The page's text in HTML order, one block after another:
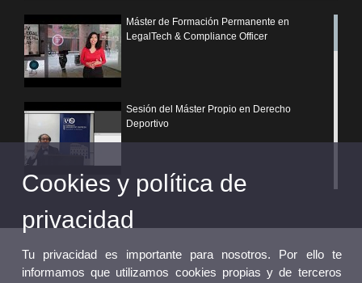
Máster de Formación Permanente en
LegalTech & Compliance Officer
Sesión del Máster Propio en Derecho
Deportivo
¿Por qué elegir un postgrado propio de la
Universitat de València?
Cookies y política de
privacidad
Tu privacidad es importante para nosotros. Por ello te
informamos que utilizamos cookies propias y de terceros